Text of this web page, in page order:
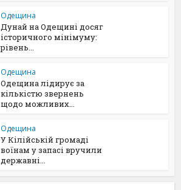
Одещина
Дунай на Одещині досяг
історичного мінімуму:
рівень...
Одещина
Одещина лідирує за
кількістю звернень
щодо можливих...
Одещина
У Кілійській громаді
воїнам у запасі вручили
державні...